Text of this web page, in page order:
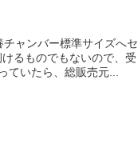
ャンバー標準サイズへセ
るものでもないので、受
いたら、総販売元...